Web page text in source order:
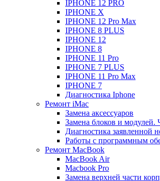
IPHONE 12 PRO
IPHONE X
IPHONE 12 Pro Max
IPHONE 8 PLUS
IPHONE 12
IPHONE 8
IPHONE 11 Pro
IPHONE 7 PLUS
IPHONE 11 Pro Max
IPHONE 7
Диагностика Iphone
Ремонт iMac
Замена аксессуаров
Замена блоков и модулей.
Диагностика заявленной
Работы с программным
Ремонт MacBook
MacBook Air
Macbook Pro
Замена верхней части